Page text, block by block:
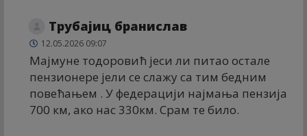
Трубајиц бранислав
12.05.2026 09:07
Мајмуне тодоровић јеси ли питао остале
пензионере јели се слажу са тим бедним
повећањем . У федерацији најмања пензија
700 км, ако нас 330км. Срам те било.